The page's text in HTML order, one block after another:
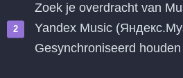
Zoek je overdracht van
Yandex Music
Gesynchroniseerd houden